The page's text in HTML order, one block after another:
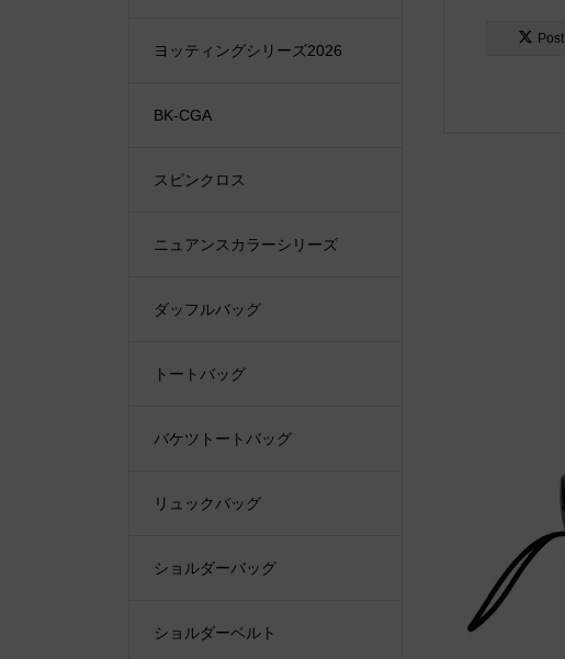
Post
ヨッティングシリーズ2026
BK-CGA
スピンクロス
ニュアンスカラーシリーズ
ダッフルバッグ
トートバッグ
バケツトートバッグ
リュックバッグ
ショルダーバッグ
ショルダーベルト